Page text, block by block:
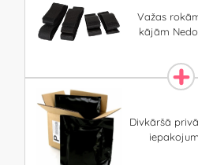
Važas
kājām
Divkāršā